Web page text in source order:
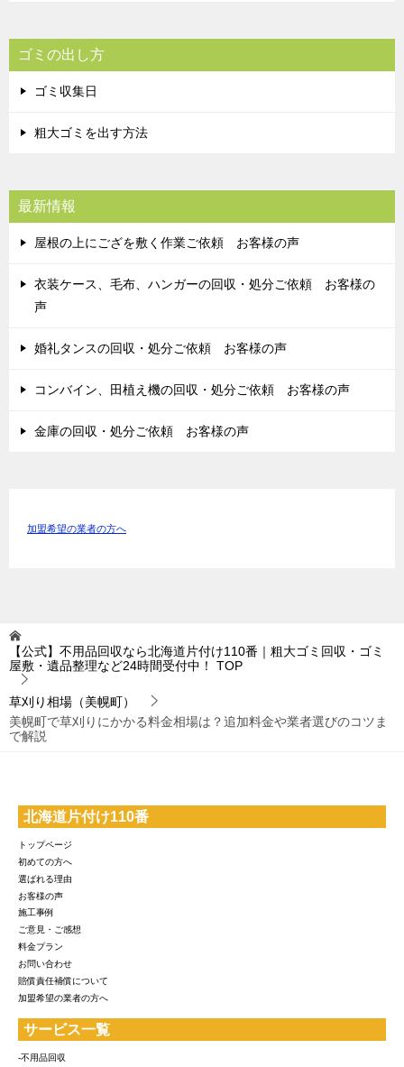
ゴミの出し方
ゴミ収集日
粗大ゴミを出す方法
最新情報
屋根の上にござを敷く作業ご依頼 お客様の声
衣装ケース、毛布、ハンガーの回収・処分ご依頼 お客様の
声
婚礼タンスの回収・処分ご依頼 お客様の声
コンバイン、田植え機の回収・処分ご依頼 お客様の声
金庫の回収・処分ご依頼 お客様の声
加盟希望の業者の方へ
【公式】不用品回収なら北海道片付け110番｜粗大ゴミ回収・ゴミ
屋敷・遺品整理など24時間受付中！
TOP
草刈り相場（美幌町）
美幌町で草刈りにかかる料金相場は？追加料金や業者選びのコツま
で解説
北海道片付け110番
トップページ
初めての方へ
選ばれる理由
お客様の声
施工事例
ご意見・ご感想
料金プラン
お問い合わせ
賠償責任補償について
加盟希望の業者の方へ
サービス一覧
-不用品回収